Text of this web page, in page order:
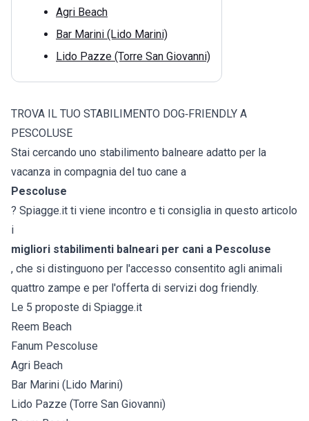
Agri Beach
Bar Marini (Lido Marini)
Lido Pazze (Torre San Giovanni)
TROVA IL TUO STABILIMENTO DOG‑FRIENDLY A
PESCOLUSE
Stai cercando uno stabilimento balneare adatto per la
vacanza in compagnia del tuo cane a
Pescoluse
? Spiagge.it ti viene incontro e ti consiglia in questo articolo
i
migliori stabilimenti balneari per cani a Pescoluse
, che si distinguono per l'accesso consentito agli animali
quattro zampe e per l'offerta di servizi dog friendly.
Le 5 proposte di Spiagge.it
Reem Beach
Fanum Pescoluse
Agri Beach
Bar Marini (Lido Marini)
Lido Pazze (Torre San Giovanni)